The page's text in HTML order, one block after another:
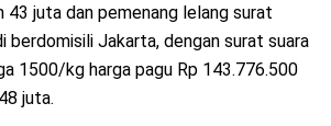
43 juta dan pemenang lelang surat
berdomisili Jakarta, dengan surat suara
1500/kg harga pagu Rp 143.776.500
juta.